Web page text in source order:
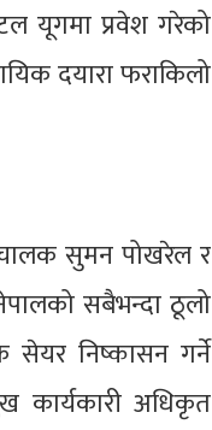
यूगमा प्रवेश गरेको
दयारा फराकिलो
सुमन पोखरेल र
सबैभन्दा ठूलो
सेयर निष्कासन गर्ने
कार्यकारी अधिकृत